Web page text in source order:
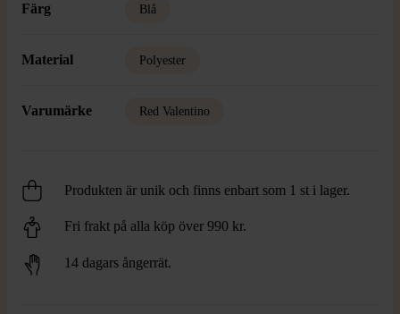
Färg Blå
Material Polyester
Varumärke Red Valentino
Produkten är unik och finns enbart som 1 st i lager.
Fri frakt på alla köp över 990 kr.
14 dagars ångerrät.